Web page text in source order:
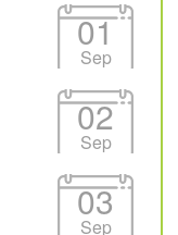
01
Sep
02
Sep
03
Sep